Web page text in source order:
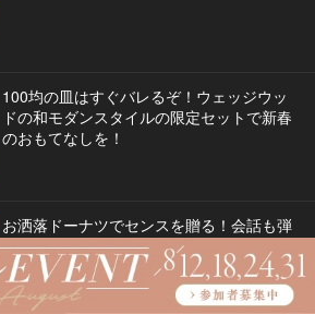
100均の皿はすぐバレるぞ！ウェッジウッ
ドの和モダンスタイルの限定セットで新春
のおもてなしを！
お洒落ドーナツでセンスを贈る！会話も弾
む「映える」ドーナツ大図鑑
グルメ 4